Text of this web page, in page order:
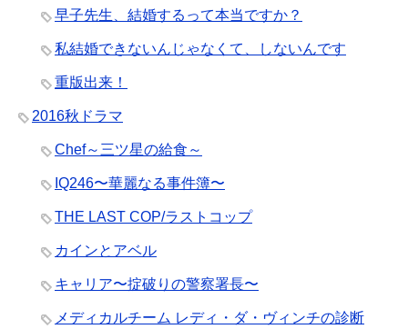
早子先生、結婚するって本当ですか？
私結婚できないんじゃなくて、しないんです
重版出来！
2016秋ドラマ
Chef～三ツ星の給食～
IQ246〜華麗なる事件簿〜
THE LAST COP/ラストコップ
カインとアベル
キャリア〜掟破りの警察署長〜
メディカルチーム レディ・ダ・ヴィンチの診断